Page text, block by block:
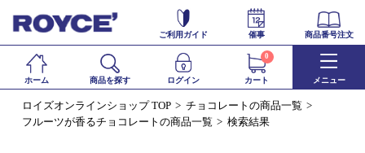
ご利用ガイド 催事 商品番号注文
ホーム 商品を探す ログイン カート
0
メニュー
ロイズオンラインショップ TOP
チョコレートの商品一覧
フルーツが香るチョコレートの商品一覧
検索結果